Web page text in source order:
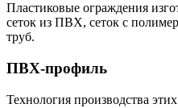
Пластиковые ограждения
сеток из ПВХ, сеток с
труб.
ПВХ-профиль
Технология производства